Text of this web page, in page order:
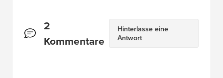
Leserinteraktionen
2
Kommentare
Hinterlasse eine
Antwort